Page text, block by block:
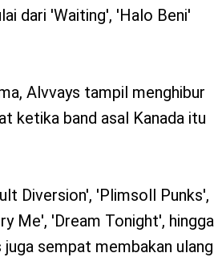
dari 'Waiting', 'Halo Beni'
Alvvays tampil menghibur
ketika band asal Kanada itu
Diversion', 'Plimsoll Punks',
Me', 'Dream Tonight', hingga
sempat membakan ulang